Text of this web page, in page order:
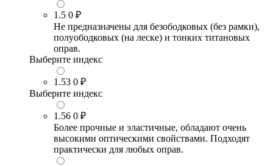
1.5 0 ₽
Не предназначены для безободковых (без рамки),
полуободковых (на леске) и тонких титановых
оправ.
Выберите индекс
1.53 0 ₽
Выберите индекс
1.56 0 ₽
Более прочные и эластичные, обладают очень
высокими оптическими свойствами. Подходят
практически для любых оправ.